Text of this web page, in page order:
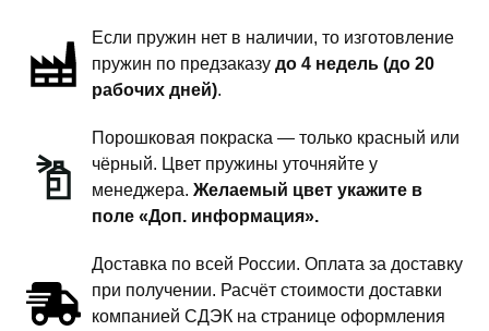
задней
подвески
дюйма
комфорт
Если пружин нет в наличии, то изготовление
пружин по предзаказу до 4 недель (до 20
рабочих дней).
Порошковая покраска — только красный или
чёрный. Цвет пружины уточняйте у
менеджера. Желаемый цвет укажите в
поле «Доп. информация».
Доставка по всей России. Оплата за доставку
при получении. Расчёт стоимости доставки
компанией СДЭК на странице оформления